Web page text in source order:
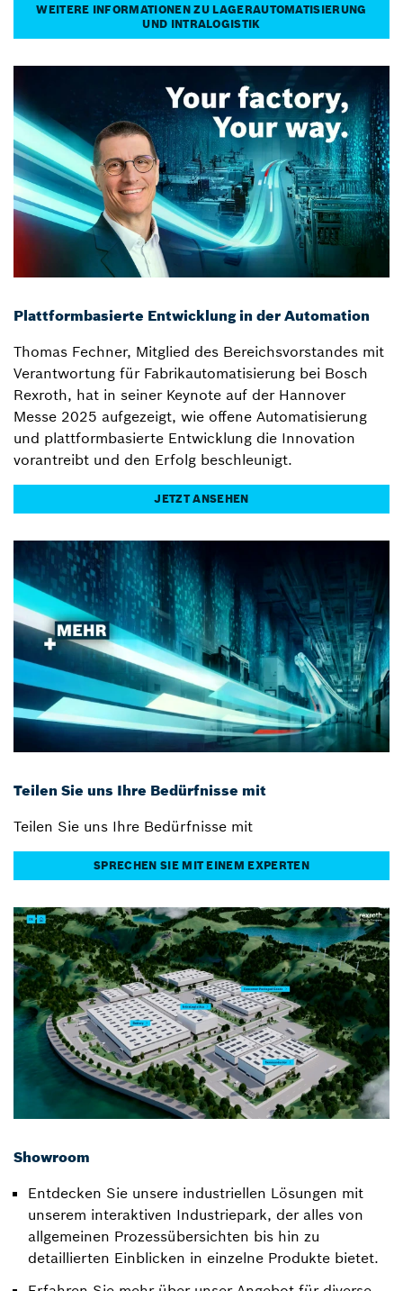
WEITERE INFORMATIONEN ZU LAGERAUTOMATISIERUNG
UND INTRALOGISTIK
Plattformbasierte Entwicklung in der Automation
Thomas Fechner, Mitglied des Bereichsvorstandes mit
Verantwortung für Fabrikautomatisierung bei Bosch
Rexroth, hat in seiner Keynote auf der Hannover
Messe 2025 aufgezeigt, wie offene Automatisierung
und plattformbasierte Entwicklung die Innovation
vorantreibt und den Erfolg beschleunigt.
JETZT ANSEHEN
Teilen Sie uns Ihre Bedürfnisse mit
Teilen Sie uns Ihre Bedürfnisse mit
SPRECHEN SIE MIT EINEM EXPERTEN
Showroom
Entdecken Sie unsere industriellen Lösungen mit
unserem interaktiven Industriepark, der alles von
allgemeinen Prozessübersichten bis hin zu
detaillierten Einblicken in einzelne Produkte bietet.